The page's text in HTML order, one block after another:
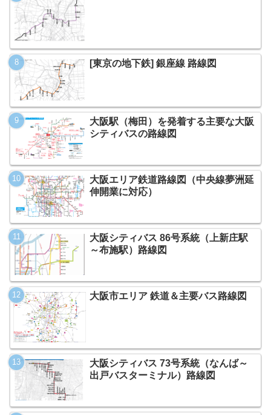
[東京の地下鉄] 銀座線 路線図
大阪駅（梅田）を発着する主要な大阪
シティバスの路線図
大阪エリア鉄道路線図（中央線夢洲延
伸開業に対応）
大阪シティバス 86号系統（上新庄駅
～布施駅）路線図
大阪市エリア 鉄道＆主要バス路線図
大阪シティバス 73号系統（なんば～
出戸バスターミナル）路線図